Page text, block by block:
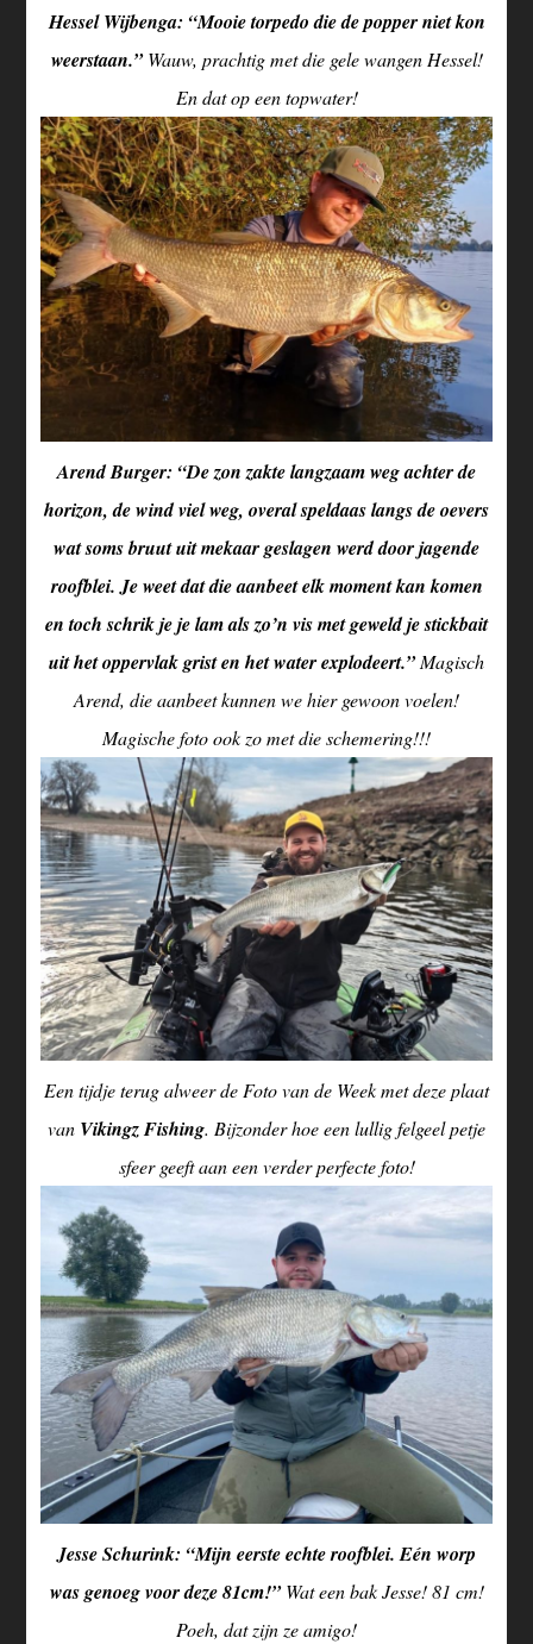
Hessel Wijbenga: “Mooie torpedo die de popper niet kon
weerstaan.”Wauw, prachtig met die gele wangen Hessel!
En dat op een topwater!
Arend Burger: “De zon zakte langzaam weg achter de
horizon, de wind viel weg, overal speldaas langs de oevers
wat soms bruut uit mekaar geslagen werd door jagende
roofblei. Je weet dat die aanbeet elk moment kan komen
en toch schrik je je lam als zo’n vis met geweld je stickbait
uit het oppervlak grist en het water explodeert.”Magisch
Arend, die aanbeet kunnen we hier gewoon voelen!
Magische foto ook zo met die schemering!!!
Een tijdje terug alweer de Foto van de Week met deze plaat
van Vikingz Fishing. Bijzonder hoe een lullig felgeel petje
sfeer geeft aan een verder perfecte foto!
Jesse Schurink: “Mijn eerste echte roofblei. Eén worp
was genoeg voor deze 81cm!”Wat een bak Jesse! 81 cm!
Poeh, dat zijn ze amigo!